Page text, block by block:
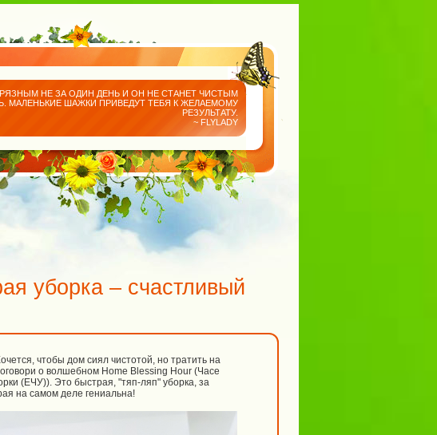
НЕ ЗА ОДИН ДЕНЬ И ОН НЕ СТАНЕТ ЧИСТЫМ
МАЛЕНЬКИЕ ШАЖКИ ПРИВЕДУТ ТЕБЯ К ЖЕЛАЕМОМУ
РЕЗУЛЬТАТУ.
~ FLYLADY
уборка – счастливый
чтобы дом сиял чистотой, но тратить на
о волшебном Home Blessing Hour (Часе
(ЕЧУ)). Это быстрая, "тяп-ляп" уборка, за
на самом деле гениальна!